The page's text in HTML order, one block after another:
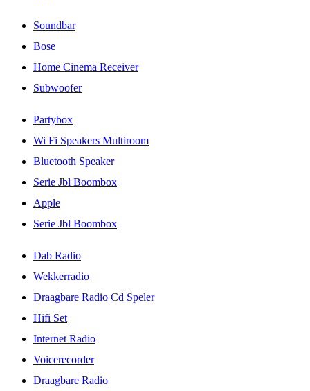
Soundbar
Bose
Home Cinema Receiver
Subwoofer
Partybox
Wi Fi Speakers Multiroom
Bluetooth Speaker
Serie Jbl Boombox
Apple
Serie Jbl Boombox
Dab Radio
Wekkerradio
Draagbare Radio Cd Speler
Hifi Set
Internet Radio
Voicerecorder
Draagbare Radio